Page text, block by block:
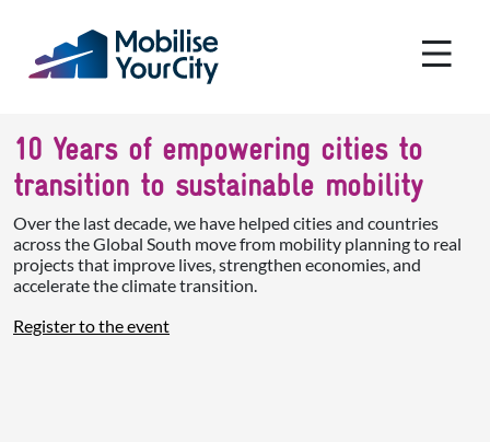
10 Years of empowering cities to
transition to sustainable mobility
Over the last decade, we have helped cities and countries
across the Global South move from mobility planning to real
projects that improve lives, strengthen economies, and
accelerate the climate transition.
Register to the event